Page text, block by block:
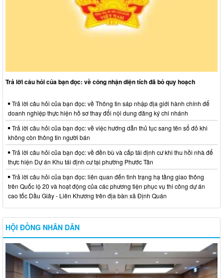
Trả lời câu hỏi của bạn đọc: về công nhận diện tích đã bỏ quy hoạch
Trả lời câu hỏi của bạn đọc: về Thông tin sáp nhập địa giới hành chính để
doanh nghiệp thực hiện hồ sơ thay đổi nội dung đăng ký chi nhánh
Trả lời câu hỏi của bạn đọc: về việc hướng dẫn thủ tục sang tên sổ đỏ khi
không còn thông tin người bán
Trả lời câu hỏi của bạn đọc: về đền bù và cấp tái định cư khi thu hồi nhà để
thực hiện Dự án Khu tái định cư tại phường Phước Tân
Trả lời câu hỏi của bạn đọc: liên quan đến tình trạng hạ tầng giao thông
trên Quốc lộ 20 và hoạt động của các phương tiện phục vụ thi công dự án
cao tốc Dầu Giây - Liên Khương trên địa bàn xã Định Quán
HỘI ĐỒNG NHÂN DÂN